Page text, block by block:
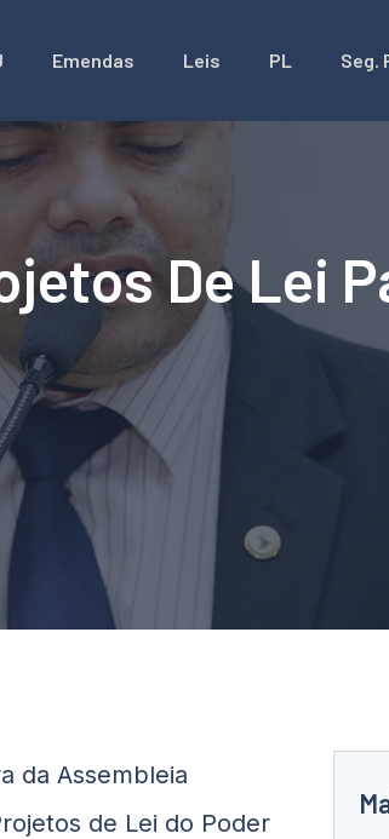
Emendas Leis PL Seg.
De Lei
da Assembleia
de Lei do Poder